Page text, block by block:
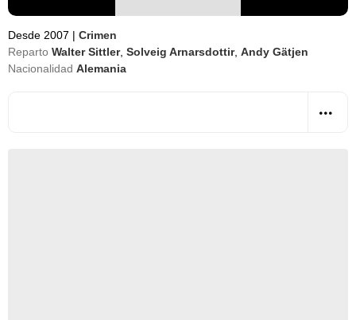
Desde 2007 | Crimen
Reparto Walter Sittler, Solveig Arnarsdottir, Andy Gätjen
Nacionalidad Alemania